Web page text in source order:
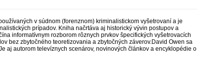
v súdnom (forenznom) kriminalistickom vyšetrovaní a je
prípadov. Kniha načrtáva aj historický vývin postupov a
informatívnym rozborom rôznych prvkov špecifických vyšetrovacích
bez zbytočného teoretizovania a zbytočných záverov.David Owen sa
aj autorom televíznych scenárov, novinových článkov a encyklopédie o